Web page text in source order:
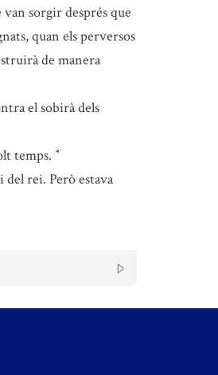
van sorgir després que
quan els perversos
de manera
el sobirà dels
temps. *
del rei. Però estava